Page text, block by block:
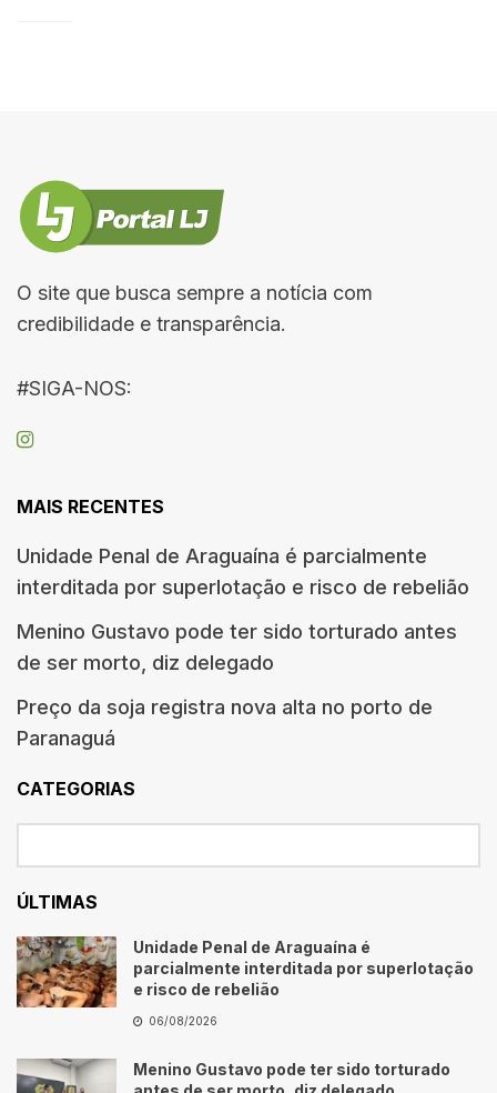
O site que busca sempre a notícia com
credibilidade e transparência.
#SIGA-NOS:
MAIS RECENTES
Unidade Penal de Araguaína é parcialmente
interditada por superlotação e risco de rebelião
Menino Gustavo pode ter sido torturado antes
de ser morto, diz delegado
Preço da soja registra nova alta no porto de
Paranaguá
CATEGORIAS
ÚLTIMAS
Unidade Penal de Araguaína é
parcialmente interditada por superlotação
e risco de rebelião
06/08/2026
Menino Gustavo pode ter sido torturado